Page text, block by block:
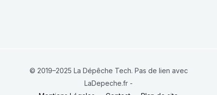
© 2019–2025 La Dépêche Tech. Pas de lien avec
LaDepeche.fr -